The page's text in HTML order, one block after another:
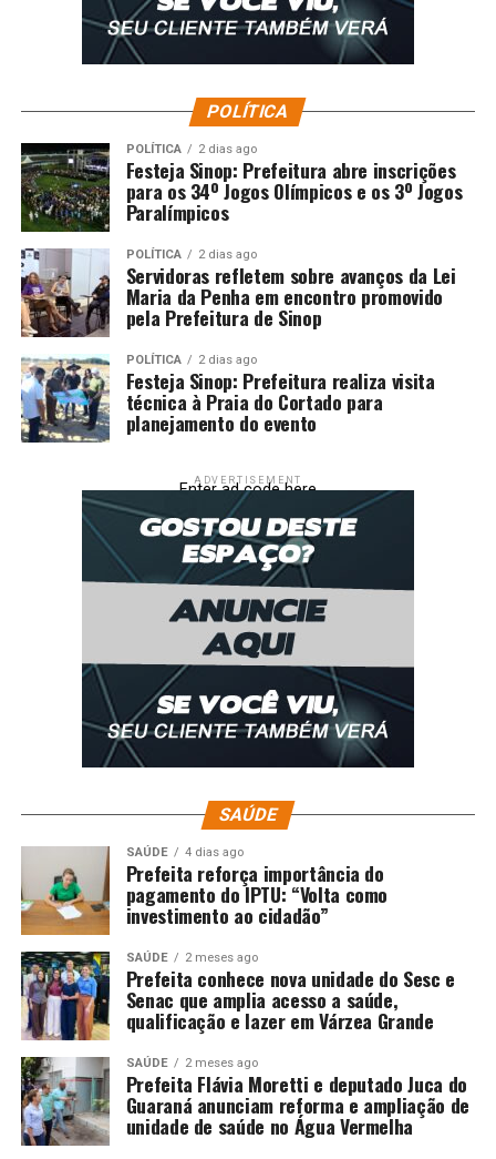
POLÍTICA
POLÍTICA 2 dias ago
Festeja Sinop: Prefeitura abre inscrições
para os 34º Jogos Olímpicos e os 3º Jogos
Paralímpicos
POLÍTICA 2 dias ago
Servidoras refletem sobre avanços da Lei
Maria da Penha em encontro promovido
pela Prefeitura de Sinop
POLÍTICA 2 dias ago
Festeja Sinop: Prefeitura realiza visita
técnica à Praia do Cortado para
planejamento do evento
ADVERTISEMENT
Enter ad code here
SAÚDE
SAÚDE 4 dias ago
Prefeita reforça importância do
pagamento do IPTU: “Volta como
investimento ao cidadão”
SAÚDE 2 meses ago
Prefeita conhece nova unidade do Sesc e
Senac que amplia acesso a saúde,
qualificação e lazer em Várzea Grande
SAÚDE 2 meses ago
Prefeita Flávia Moretti e deputado Juca do
Guaraná anunciam reforma e ampliação de
unidade de saúde no Água Vermelha